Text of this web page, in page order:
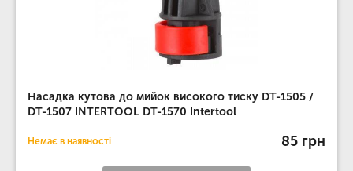
Насадка кутова до мийок високого тиску DT-1505 /
DT-1507 INTERTOOL DT-1570 Intertool
Немає в наявності 85 грн